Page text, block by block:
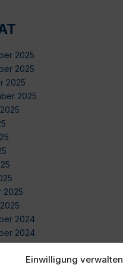
Einwilligung verwalten
2025
2025
2025
2025
2025
2024
2024
2024
2024